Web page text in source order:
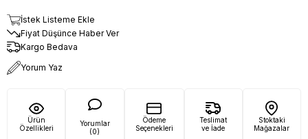
İstek Listeme Ekle
Fiyat Düşünce Haber Ver
Kargo Bedava
Yorum Yaz
Ürün
Özellikleri
Yorumlar
(0)
Ödeme
Seçenekleri
Teslimat
ve İade
Stoktaki
Mağazalar